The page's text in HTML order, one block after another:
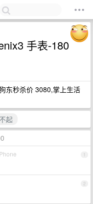
手表-180
东秒杀价 3080,掌上生活
起
1
2